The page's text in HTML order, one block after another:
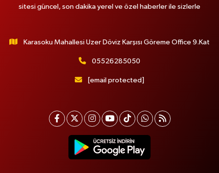
sitesi güncel, son dakika yerel ve özel haberler ile sizlerle
Karasoku Mahallesi Uzer Döviz Karşısı Göreme Office 9.Kat
05526285050
[email protected]